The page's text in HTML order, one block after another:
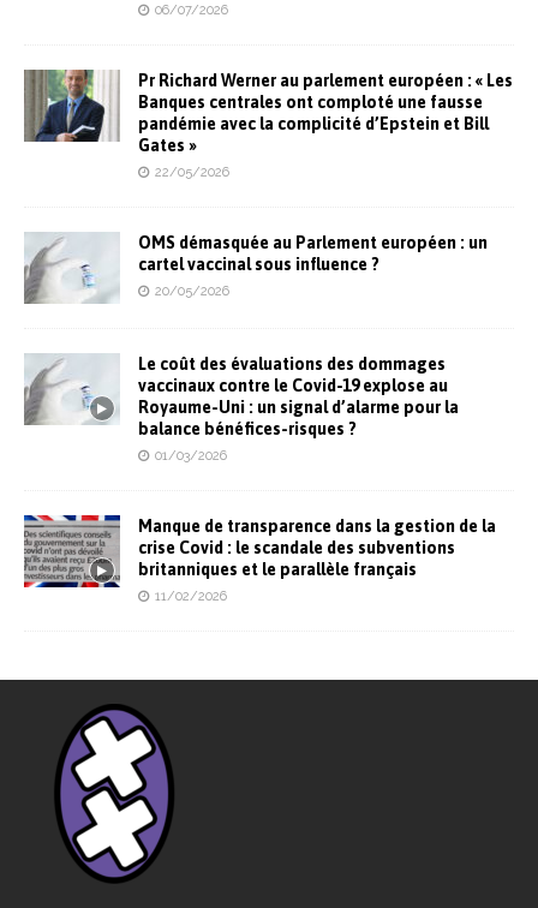
06/07/2026
Pr Richard Werner au parlement européen : « Les
Banques centrales ont comploté une fausse
pandémie avec la complicité d’Epstein et Bill
Gates »
22/05/2026
OMS démasquée au Parlement européen : un
cartel vaccinal sous influence ?
20/05/2026
Le coût des évaluations des dommages
vaccinaux contre le Covid-19 explose au
Royaume-Uni : un signal d’alarme pour la
balance bénéfices-risques ?
01/03/2026
Manque de transparence dans la gestion de la
crise Covid : le scandale des subventions
britanniques et le parallèle français
11/02/2026